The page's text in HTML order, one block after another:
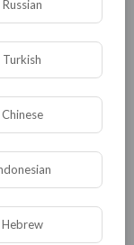
Russian
Turkish
Chinese
Hebrew